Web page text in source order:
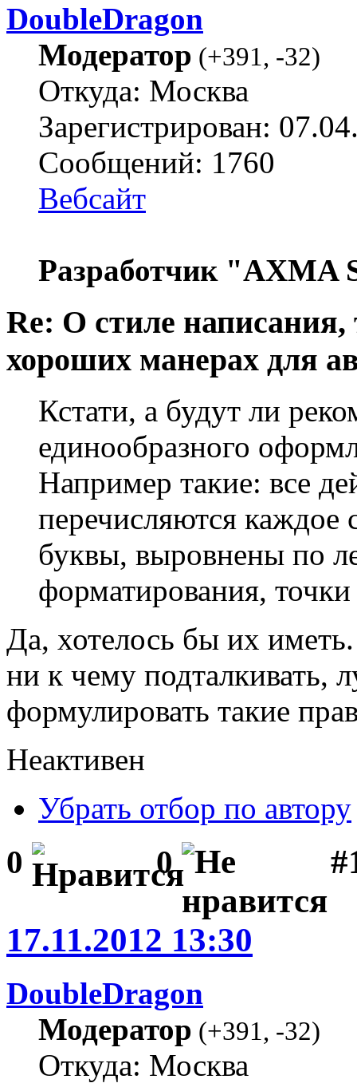
DoubleDragon
Модератор (+391, -32)
Откуда: Москва
Зарегистрирован:
Сообщений: 1760
Вебсайт
Разработчик "AXMA
Re: О стиле
хороших манерах для
Кстати, а будут ли
единообразного
Например такие: все
перечисляются каждое
буквы, выровнены по
форматирования, точки
Да, хотелось бы их
ни к чему подталкивать,
формулировать такие
Неактивен
Убрать отбор по автору
0 0
17.11.2012 13:30
DoubleDragon
Модератор (+391, -32)
Откуда: Москва